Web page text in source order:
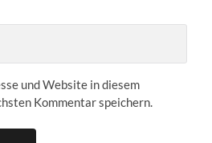
und Website in diesem
Kommentar speichern.